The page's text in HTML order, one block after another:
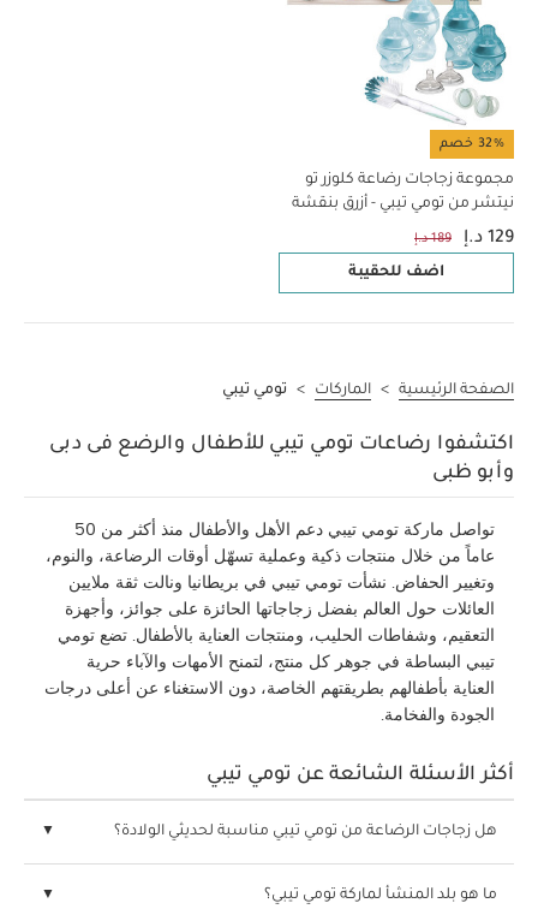
32% خصم
مجموعة زجاجات رضاعة كلوزر تو
نيتشر من تومي تيبي - أزرق بنقشة
نجوم
129 د.إ 189 د.إ
اضف للحقيبة
الصفحة الرئيسية > الماركات > تومي تيبي
اكتشفوا رضاعات تومي تيبي للأطفال والرضع فى دبى
وأبو ظبى
تواصل ماركة تومي تيبي دعم الأهل والأطفال منذ أكثر من 50
عاماً من خلال منتجات ذكية وعملية تسهّل أوقات الرضاعة، والنوم،
وتغيير الحفاض. نشأت تومي تيبي في بريطانيا ونالت ثقة ملايين
العائلات حول العالم بفضل زجاجاتها الحائزة على جوائز، وأجهزة
التعقيم، وشفاطات الحليب، ومنتجات العناية بالأطفال. تضع تومي
تيبي البساطة في جوهر كل منتج، لتمنح الأمهات والآباء حرية
العناية بأطفالهم بطريقتهم الخاصة، دون الاستغناء عن أعلى درجات
الجودة والفخامة.
أكثر الأسئلة الشائعة عن تومي تيبي
هل زجاجات الرضاعة من تومي تيبي مناسبة لحديثي الولادة؟
ما هو بلد المنشأ لماركة تومي تيبي؟